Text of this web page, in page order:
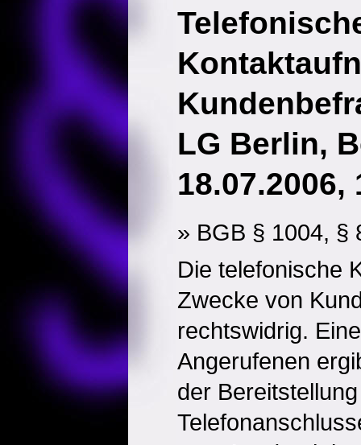
LG Berlin,
18.07.2006,
» BGB § 1004, §
Die telefonische
Zwecke von
rechtswidrig.
Angerufenen
der